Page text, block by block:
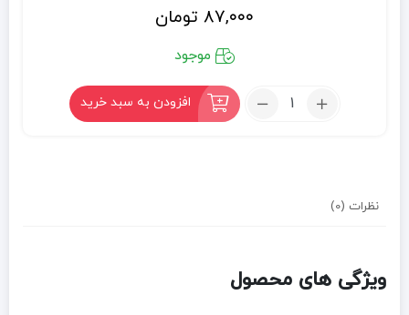
۸۷,۰۰۰ تومان
موجود
تعداد:
افزودن به سبد خرید
نظرات (0)
ویژگی های محصول